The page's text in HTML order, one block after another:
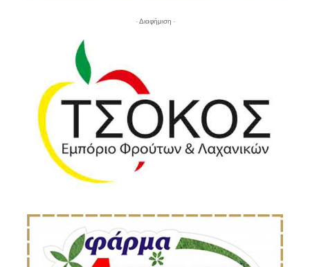
- Διαφήμιση -